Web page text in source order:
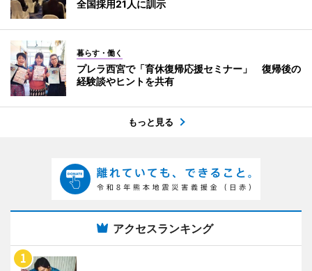
全国採用21人に訓示
暮らす・働く
プレラ西宮で「育休復帰応援セミナー」 復帰後の
経験談やヒントを共有
もっと見る
アクセスランキング